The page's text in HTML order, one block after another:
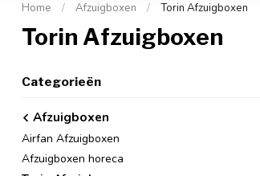
Home / Afzuigboxen / Torin Afzuigboxen
Torin Afzuigboxen
Categorieën
Afzuigboxen
Airfan Afzuigboxen
Afzuigboxen horeca